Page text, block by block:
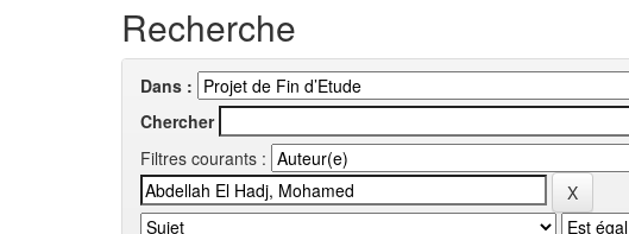
Recherche
Dans :
Chercher
Filtres courants :